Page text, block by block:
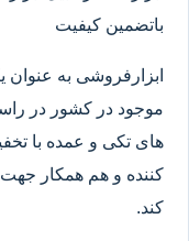
باتضمین کیفیت
ابزارفروشی به عنوان
موجود در کشور در
های تکی و عمده با
کننده و هم همکار
کند.